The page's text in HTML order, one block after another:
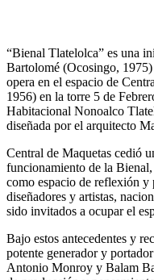
“Bienal Tlatelolca” es una
Bartolomé (Ocosingo,
opera en el espacio de
1956) en la torre 5 de
Habitacional Nonoalco
diseñada por el arquitecto
Central de Maquetas cedió
funcionamiento de la
como espacio de reflexión y
diseñadores y artistas,
sido invitados a ocupar el
Bajo estos antecedentes y
potente generador y
Antonio Monroy y Balam